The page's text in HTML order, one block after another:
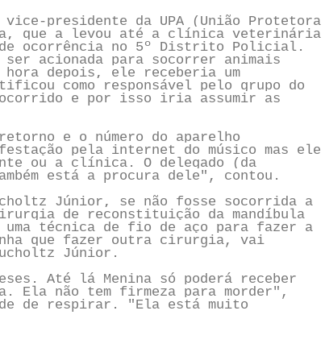
presidente da UPA (União Protetora
que a levou até a clínica veterinária
ocorrência no 5º Distrito Policial.
ser acionada para socorrer animais
hora depois, ele receberia um
como responsável pelo grupo do
ocorrido e por isso iria assumir as
e o número do aparelho
pela internet do músico mas ele
ou a clínica. O delegado (da
está a procura dele", contou.
Júnior, se não fosse socorrida a
de reconstituição da mandíbula
uma técnica de fio de aço para fazer a
que fazer outra cirurgia, vai
Júnior.
Até lá Menina só poderá receber
Ela não tem firmeza para morder",
de respirar. "Ela está muito